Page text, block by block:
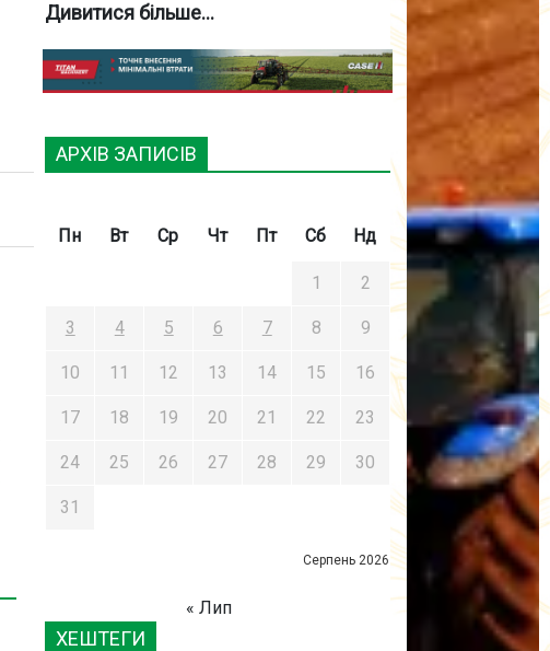
Дивитися більше...
АРХІВ ЗАПИСІВ
Серпень 2026
Пн Вт Ср Чт Пт Сб Нд
1 2
3 4 5 6 7 8 9
10 11 12 13 14 15 16
17 18 19 20 21 22 23
24 25 26 27 28 29 30
31
« Лип
ХЕШТЕГИ